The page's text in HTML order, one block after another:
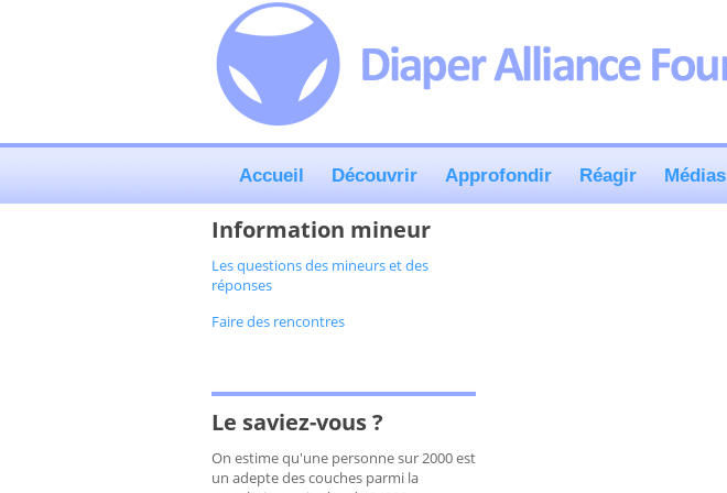
Accueil Découvrir Approfondir Réagir Médias
Information mineur
Les questions des mineurs et des
réponses
Faire des rencontres
Le saviez-vous ?
On estime qu'une personne sur 2000 est
un adepte des couches parmi la